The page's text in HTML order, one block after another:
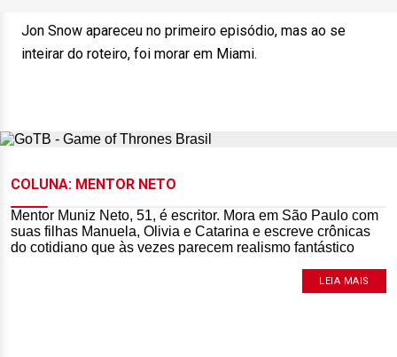
COLUNA: MENTOR NETO
Mentor Muniz Neto, 51, é escritor. Mora em São Paulo com
suas filhas Manuela, Olivia e Catarina e escreve crônicas
do cotidiano que às vezes parecem realismo fantástico
LEIA MAIS
Jon Snow apareceu no primeiro episódio, mas ao se
inteirar do roteiro, foi morar em Miami.